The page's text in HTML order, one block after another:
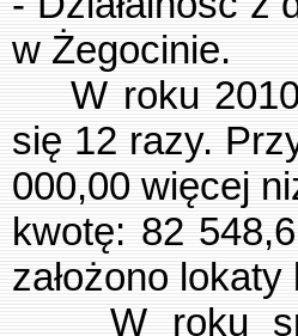
w Żegocinie.
W roku 2010
się 12 razy.
000,00 więcej
kwotę: 82
założono
W roku